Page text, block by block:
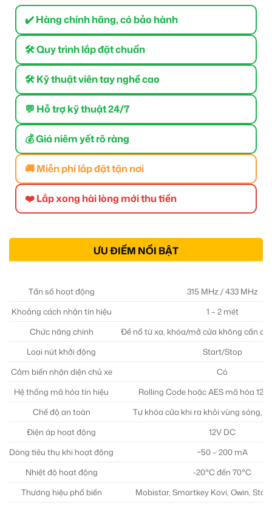
✔️ Hàng chính hãng, có bảo hành
🛠 Quy trình lắp đặt chuẩn
🛠 Kỹ thuật viên tay nghề cao
💬 Hỗ trợ kỹ thuật 24/7
💰 Giá niêm yết rõ ràng
🚚 Miễn phí lắp đặt tận nơi
❤️ Lắp xong hài lòng mới thu tiền
ƯU ĐIỂM NỔI BẬT
Tần số hoạt động
315 MHz / 433 MHz
Khoảng cách nhận tín hiệu
1 – 2 mét
Chức năng chính
Đề nổ từ xa, khóa/mở cửa không cần
Loại nút khởi động
Start/Stop
Cảm biến nhận diện chủ xe
Có
Hệ thống mã hóa tín hiệu
Rolling Code hoặc AES mã hóa
Chế độ an toàn
Tự khóa cửa khi ra khỏi vùng sóng,
Điện áp hoạt động
12V DC
Dòng tiêu thụ khi hoạt động
~50 – 200 mA
Nhiệt độ hoạt động
-20°C đến 70°C
Thương hiệu phổ biến
Mobistar, Smartkey Kovi, Owin,